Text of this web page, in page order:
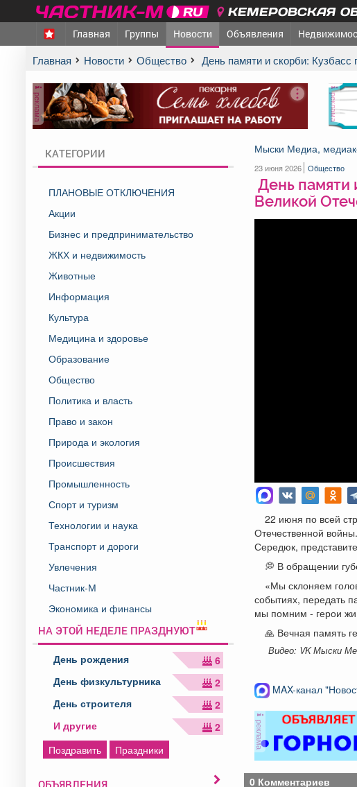
КЕМЕРОВСКАЯ
Главная Группы Новости Объявления
Главная Новости Общество День памяти и скорби:
реклама реклама
КАТЕГОРИИ
ПЛАНОВЫЕ ОТКЛЮЧЕНИЯ
Акции
Бизнес и предпринимательство
ЖКХ и недвижимость
Животные
Информация
Культура
Медицина и здоровье
Образование
Общество
Политика и власть
Право и закон
Природа и экология
Происшествия
Промышленность
Спорт и туризм
Технологии и наука
Транспорт и дороги
Увлечения
Частник-М
Экономика и финансы
НА ЭТОЙ НЕДЕЛЕ ПРАЗДНУЮТ
День рождения
6
День физкультурника
2
День строителя
2
И другие
2
Поздравить
Праздники
ОБЪЯВЛЕНИЯ
Мыски Медиа,
23 июня 2026 Общество
День памяти
Великой
22 июня по всей
Отечественной
Середюк,
💭 В обращении
«Мы склоняем
событиях, передать
мы помним - герои
🙏 Вечная память
Видео: VK Мыски
MAX-канал
реклама
0 Комментариев